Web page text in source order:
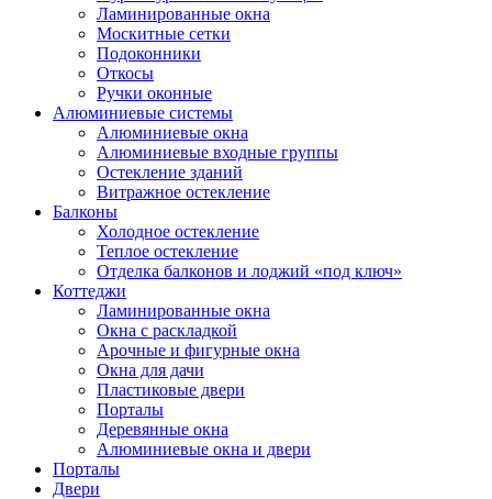
Ламинированные окна
Москитные сетки
Подоконники
Откосы
Ручки оконные
Алюминиевые системы
Алюминиевые окна
Алюминиевые входные группы
Остекление зданий
Витражное остекление
Балконы
Холодное остекление
Теплое остекление
Отделка балконов и лоджий «под ключ»
Коттеджи
Ламинированные окна
Окна с раскладкой
Арочные и фигурные окна
Окна для дачи
Пластиковые двери
Порталы
Деревянные окна
Алюминиевые окна и двери
Порталы
Двери